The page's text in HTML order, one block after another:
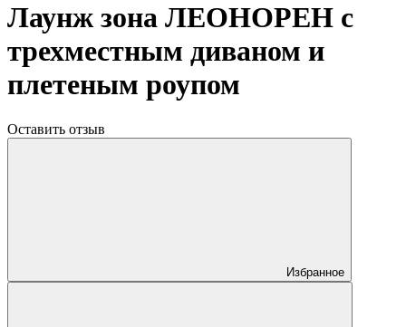
Лаунж зона ЛЕОНОРЕН с
трехместным диваном и
плетеным роупом
Оставить отзыв
Избранное